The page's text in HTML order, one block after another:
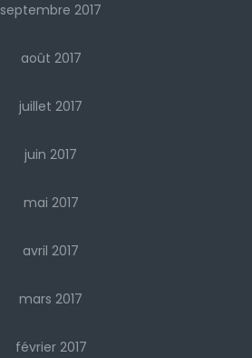
septembre 2017
août 2017
juillet 2017
juin 2017
mai 2017
avril 2017
mars 2017
février 2017